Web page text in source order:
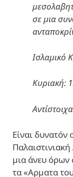
σε μια
Ισλαμικό
Κυριακή:
Είναι δυνατόν
μια άνευ
τα «Αρματα